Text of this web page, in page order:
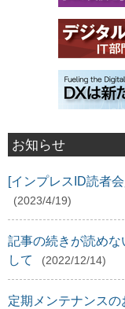
お知らせ
[インプレスID読者
(2023/4/19)
記事の続きが読めな
して
(2022/12/14)
定期メンテナンスの